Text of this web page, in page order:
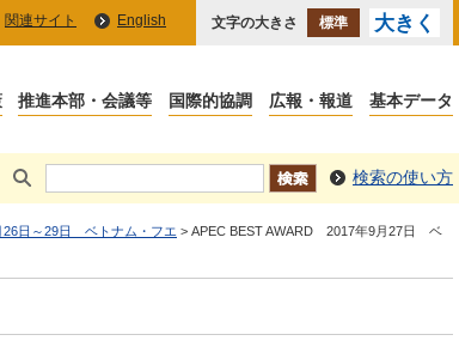
関連サイト English 文字の大きさ 標準 大きく
検索の使い方
日～29日 ベトナム・フエ > APEC BEST AWARD 2017年9月27日 ベ